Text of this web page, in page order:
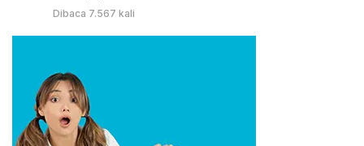
Dibaca 7.567 kali